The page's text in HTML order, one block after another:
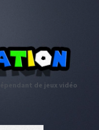
de jeux vidéo